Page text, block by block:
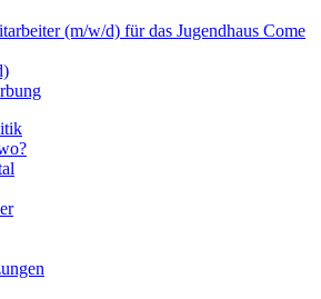
(m/w/d) für das Jugendhaus Come